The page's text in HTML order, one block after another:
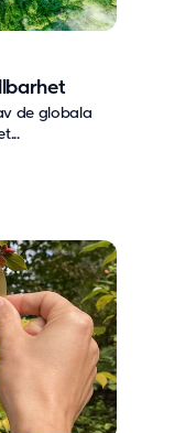
de globala